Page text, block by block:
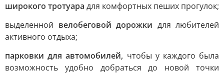
широкого тротуара для комфортных пеших прогулок;
выделенной велобеговой дорожки для любителей
активного отдыха;
парковки для автомобилей, чтобы у каждого была
возможность удобно добраться до новой точки